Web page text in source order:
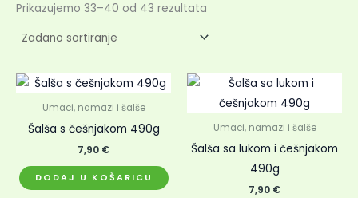
Prikazujemo 33–40 od 43 rezultata
Umaci, namazi i šalše
Šalša s češnjakom 490g
7,90 €
DODAJ U KOŠARICU
Umaci, namazi i šalše
Šalša sa lukom i češnjakom
490g
7,90 €